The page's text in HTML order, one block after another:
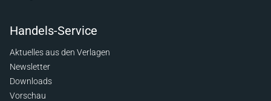
Handels-Service
Aktuelles aus den Verlagen
Newsletter
Downloads
Vorschau